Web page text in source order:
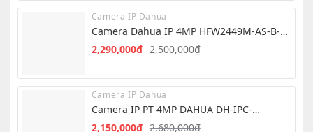
là:
3,990,000₫.
tại
là:
3,279,000₫.
Camera IP Dahua
Camera Dahua IP 4MP HFW2449M-AS-B-
PRO
2,500,000₫
Giá
là:
2,500,000₫.
2,290,000₫
Giá
tại
là:
2,290,000₫.
Camera IP Dahua
Camera IP PT 4MP DAHUA DH-IPC-
PT2449C1-S-PV-PRO – QUAY QUÉT THÔNG
2,680,000₫
2,150,000₫